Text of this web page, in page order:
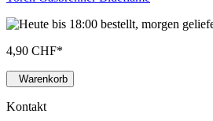
4,90 CHF*
Warenkorb
Kontakt